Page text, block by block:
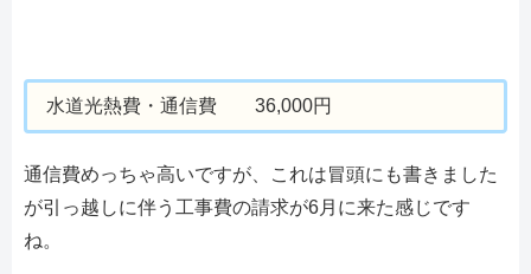
水道光熱費・通信費 36,000円
通信費めっちゃ高いですが、これは冒頭にも書きました
が引っ越しに伴う工事費の請求が6月に来た感じです
ね。